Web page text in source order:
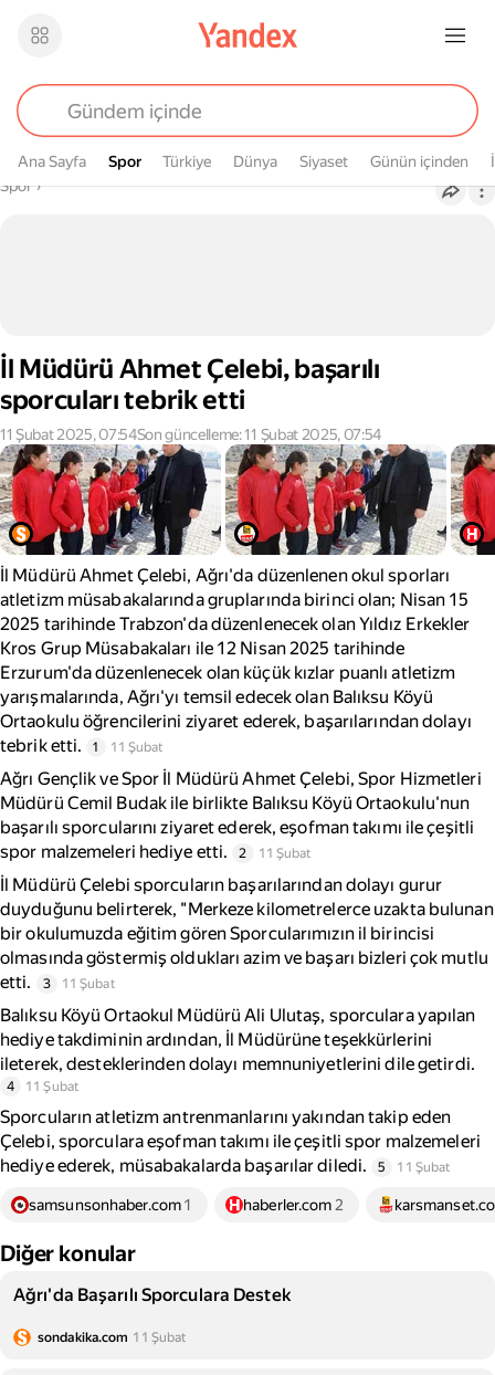
Ana Sayfa Spor
Spor Türkiye Dünya Siyaset Günün içinden
Buradasın
Spor›
İl Müdürü Ahmet Çelebi, başarılı
sporcuları tebrik etti
11 Şubat 2025, 07:54Son güncelleme: 11 Şubat 2025, 07:54
İl Müdürü Ahmet Çelebi, Ağrı'da düzenlenen okul sporları
atletizm müsabakalarında gruplarında birinci olan; Nisan 15
2025 tarihinde Trabzon'da düzenlenecek olan Yıldız Erkekler
Kros Grup Müsabakaları ile 12 Nisan 2025 tarihinde
Erzurum'da düzenlenecek olan küçük kızlar puanlı atletizm
yarışmalarında, Ağrı'yı temsil edecek olan Balıksu Köyü
Ortaokulu öğrencilerini ziyaret ederek, başarılarından dolayı
tebrik etti.
1 11 Şubat
Ağrı Gençlik ve Spor İl Müdürü Ahmet Çelebi, Spor Hizmetleri
Müdürü Cemil Budak ile birlikte Balıksu Köyü Ortaokulu'nun
başarılı sporcularını ziyaret ederek, eşofman takımı ile çeşitli
spor malzemeleri hediye etti.
2 11 Şubat
İl Müdürü Çelebi sporcuların başarılarından dolayı gurur
duyduğunu belirterek, "Merkeze kilometrelerce uzakta bulunan
bir okulumuzda eğitim gören Sporcularımızın il birincisi
olmasında göstermiş oldukları azim ve başarı bizleri çok mutlu
etti.
3 11 Şubat
Balıksu Köyü Ortaokul Müdürü Ali Ulutaş, sporculara yapılan
hediye takdiminin ardından, İl Müdürüne teşekkürlerini
ileterek, desteklerinden dolayı memnuniyetlerini dile getirdi.
4 11 Şubat
Sporcuların atletizm antrenmanlarını yakından takip eden
Çelebi, sporculara eşofman takımı ile çeşitli spor malzemeleri
hediye ederek, müsabakalarda başarılar diledi.
5 11 Şubat
samsunsonhaber.com1 haberler.com 2
Diğer konular
Ağrı'da Başarılı Sporculara Destek
sondakika.com 11 Şubat